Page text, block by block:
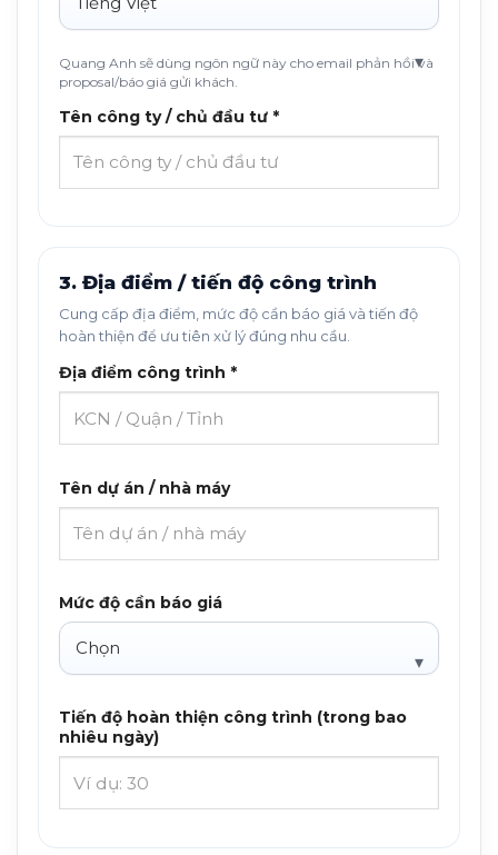
Quang Anh sẽ dùng ngôn ngữ này cho email phản hồi và
proposal/báo giá gửi khách.
Tên công ty / chủ đầu tư *
3. Địa điểm / tiến độ công trình
Cung cấp địa điểm, mức độ cần báo giá và tiến độ
hoàn thiện để ưu tiên xử lý đúng nhu cầu.
Địa điểm công trình *
Tên dự án / nhà máy
Mức độ cần báo giá
Tiến độ hoàn thiện công trình (trong bao
nhiêu ngày)